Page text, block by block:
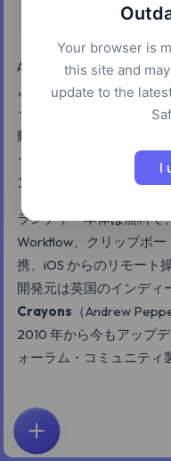
Alfred は macOS 用の老
より速く高機能なキーボ
ットキーで呼び出した小
動、ファイル検索、簡易
ット展開、シェルスクリ
ンを組み合わせた自作
ランチャー本体は無料で
Workflow、クリップボー
携、iOS からのリモート
開発元は英国のインディ
Crayons （Andrew
2010 年から今もアップ
ォーラム・コミュニティ
ホーム
Your browser is
this site and
update to the
I